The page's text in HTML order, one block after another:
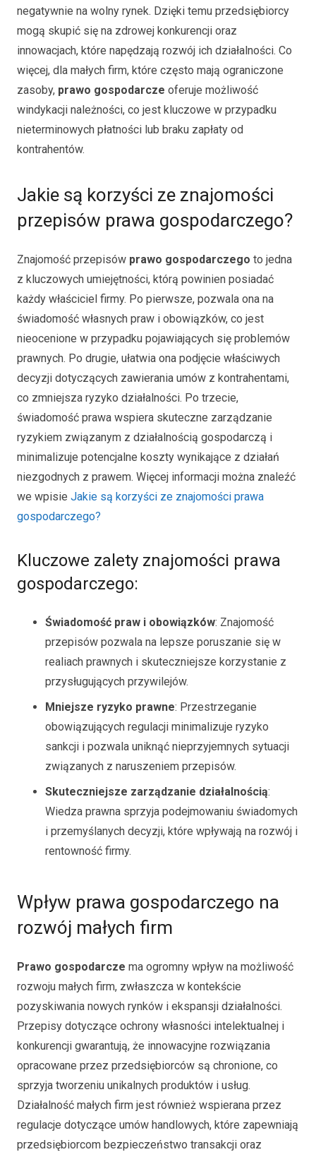
negatywnie na wolny rynek. Dzięki temu przedsiębiorcy
mogą skupić się na zdrowej konkurencji oraz
innowacjach, które napędzają rozwój ich działalności. Co
więcej, dla małych firm, które często mają ograniczone
zasoby, prawo gospodarcze oferuje możliwość
windykacji należności, co jest kluczowe w przypadku
nieterminowych płatności lub braku zapłaty od
kontrahentów.
Jakie są korzyści ze znajomości
przepisów prawa gospodarczego?
Znajomość przepisów prawo gospodarczego to jedna
z kluczowych umiejętności, którą powinien posiadać
każdy właściciel firmy. Po pierwsze, pozwala ona na
świadomość własnych praw i obowiązków, co jest
nieocenione w przypadku pojawiających się problemów
prawnych. Po drugie, ułatwia ona podjęcie właściwych
decyzji dotyczących zawierania umów z kontrahentami,
co zmniejsza ryzyko działalności. Po trzecie,
świadomość prawa wspiera skuteczne zarządzanie
ryzykiem związanym z działalnością gospodarczą i
minimalizuje potencjalne koszty wynikające z działań
niezgodnych z prawem. Więcej informacji można znaleźć
we wpisie Jakie są korzyści ze znajomości prawa
gospodarczego?
Kluczowe zalety znajomości prawa
gospodarczego:
Świadomość praw i obowiązków: Znajomość
przepisów pozwala na lepsze poruszanie się w
realiach prawnych i skuteczniejsze korzystanie z
przysługujących przywilejów.
Mniejsze ryzyko prawne: Przestrzeganie
obowiązujących regulacji minimalizuje ryzyko
sankcji i pozwala uniknąć nieprzyjemnych sytuacji
związanych z naruszeniem przepisów.
Skuteczniejsze zarządzanie działalnością:
Wiedza prawna sprzyja podejmowaniu świadomych
i przemyślanych decyzji, które wpływają na rozwój i
rentowność firmy.
Wpływ prawa gospodarczego na
rozwój małych firm
Prawo gospodarcze ma ogromny wpływ na możliwość
rozwoju małych firm, zwłaszcza w kontekście
pozyskiwania nowych rynków i ekspansji działalności.
Przepisy dotyczące ochrony własności intelektualnej i
konkurencji gwarantują, że innowacyjne rozwiązania
opracowane przez przedsiębiorców są chronione, co
sprzyja tworzeniu unikalnych produktów i usług.
Działalność małych firm jest również wspierana przez
regulacje dotyczące umów handlowych, które zapewniają
przedsiębiorcom bezpieczeństwo transakcji oraz